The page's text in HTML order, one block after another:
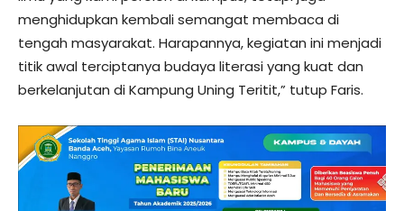
menghidupkan kembali semangat membaca di
tengah masyarakat. Harapannya, kegiatan ini menjadi
titik awal terciptanya budaya literasi yang kuat dan
berkelanjutan di Kampung Uning Teritit,” tutup Faris.